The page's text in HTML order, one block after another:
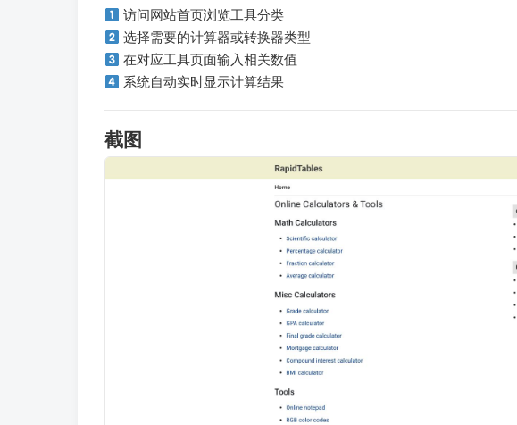
访问网站首页浏览工具分类
选择需要的计算器或转换器类型
在对应工具页面输入相关数值
系统自动实时显示计算结果
截图